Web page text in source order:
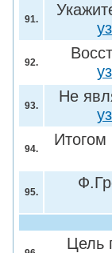
91.
92.
93.
Не
94.
95.
Цель